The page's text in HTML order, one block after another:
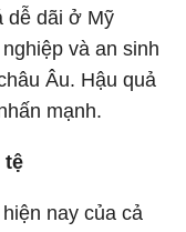
dễ dãi ở Mỹ
và an sinh
Âu. Hậu quả
mạnh.
tệ
nay của cả